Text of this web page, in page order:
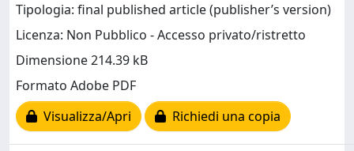
Tipologia: final published article (publisher’s version)
Licenza: Non Pubblico - Accesso privato/ristretto
Dimensione 214.39 kB
Formato Adobe PDF
Visualizza/Apri
Richiedi una copia